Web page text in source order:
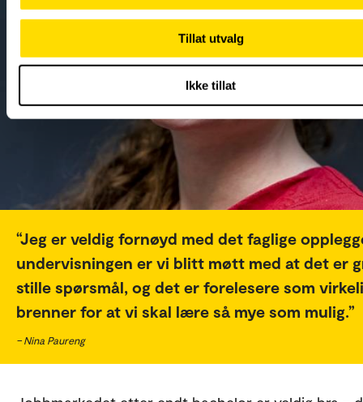
Tillat utvalg
Ikke tillat
Jeg er veldig fornøyd med det faglige
undervisningen er vi blitt møtt med at det er
stille spørsmål, og det er forelesere som
brenner for at vi skal lære så mye som mulig.
– Nina Paureng